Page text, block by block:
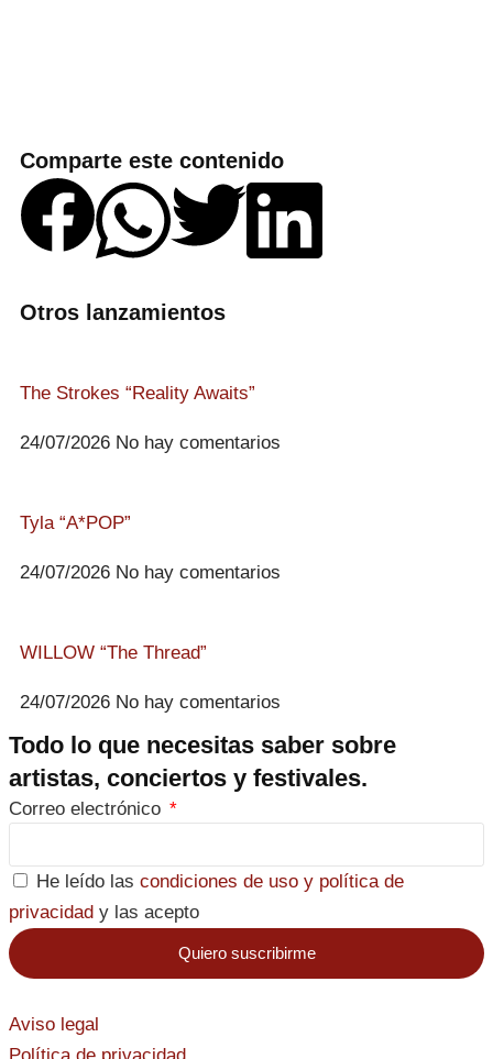
Comparte este contenido
Otros lanzamientos
The Strokes “Reality Awaits”
24/07/2026 No hay comentarios
Tyla “A*POP”
24/07/2026 No hay comentarios
WILLOW “The Thread”
24/07/2026 No hay comentarios
Todo lo que necesitas saber sobre
artistas, conciertos y festivales.
Correo electrónico
He leído las condiciones de uso y política de
privacidad y las acepto
Quiero suscribirme
Aviso legal